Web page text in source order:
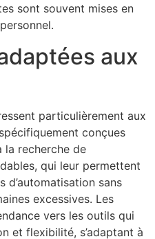
sont souvent mises en
aux
particulièrement aux
spécifiquement conçues
la recherche de
qui leur permettent
d’automatisation sans
excessives. Les
vers les outils qui
et flexibilité, s’adaptant à